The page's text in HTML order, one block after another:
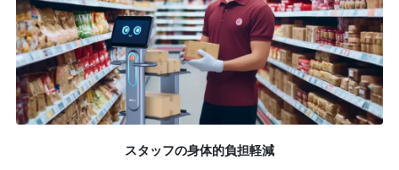
スタッフの身体的負担軽減